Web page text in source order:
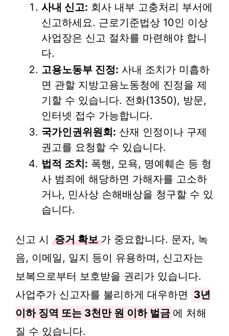
사내 신고: 회사 내부 고충처리 부서에
신고하세요. 근로기준법상 10인 이상
사업장은 신고 절차를 마련해야 합니
다.
고용노동부 진정: 사내 조치가 미흡하
면 관할 지방고용노동청에 진정을 제
기할 수 있습니다. 전화(1350), 방문,
인터넷 접수 가능합니다.
국가인권위원회: 산재 인정이나 구제
권고를 요청할 수 있습니다.
법적 조치: 폭행, 모욕, 명예훼손 등 형
사 범죄에 해당하면 가해자를 고소하
거나, 민사상 손해배상을 청구할 수 있
습니다.
신고 시 증거 확보 가 중요합니다. 문자, 녹
음, 이메일, 일지 등이 유용하며, 신고자는
보복으로부터 보호받을 권리가 있습니다.
사업주가 신고자를 불리하게 대우하면
3년
이하 징역 또는 3천만 원 이하 벌금 에 처해
질 수 있습니다.